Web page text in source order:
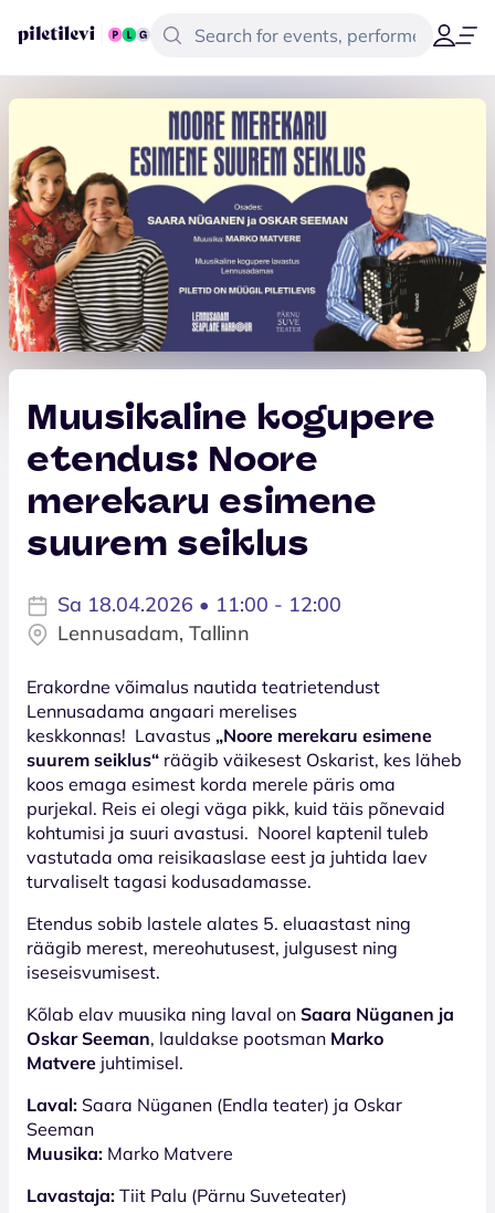
Muusikaline kogupere
etendus: Noore
merekaru esimene
suurem seiklus
Sa 18.04.2026 • 11:00 - 12:00
Lennusadam, Tallinn
Erakordne võimalus nautida teatrietendust
Lennusadama angaari merelises
keskkonnas! Lavastus „Noore merekaru esimene
suurem seiklus“ räägib väikesest Oskarist, kes läheb
koos emaga esimest korda merele päris oma
purjekal. Reis ei olegi väga pikk, kuid täis põnevaid
kohtumisi ja suuri avastusi. Noorel kaptenil tuleb
vastutada oma reisikaaslase eest ja juhtida laev
turvaliselt tagasi kodusadamasse.
Etendus sobib lastele alates 5. eluaastast ning
räägib merest, mereohutusest, julgusest ning
iseseisvumisest.
Kõlab elav muusika ning laval on Saara Nüganen ja
Oskar Seeman, lauldakse pootsman Marko
Matvere juhtimisel.
Laval: Saara Nüganen (Endla teater) ja Oskar
Seeman
Muusika: Marko Matvere
Lavastaja: Tiit Palu (Pärnu Suveteater)